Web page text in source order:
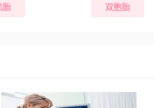
胎 双胞胎